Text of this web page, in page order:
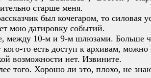
старше меня.
был кочегаром, то силовая
мою датировку событий.
между 10-м и 9-м шлюзами. Больше
то есть доступ к архивам,
возможности нет. Извините.
того. Хорошо ли это, плохо, не